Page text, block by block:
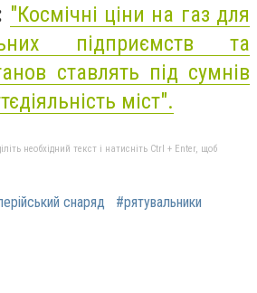
"Космічні ціни на газ для
підприємств та
ставлять під сумнів
міст".
необхідний текст і натисніть Ctrl + Enter, щоб
снаряд
#рятувальники